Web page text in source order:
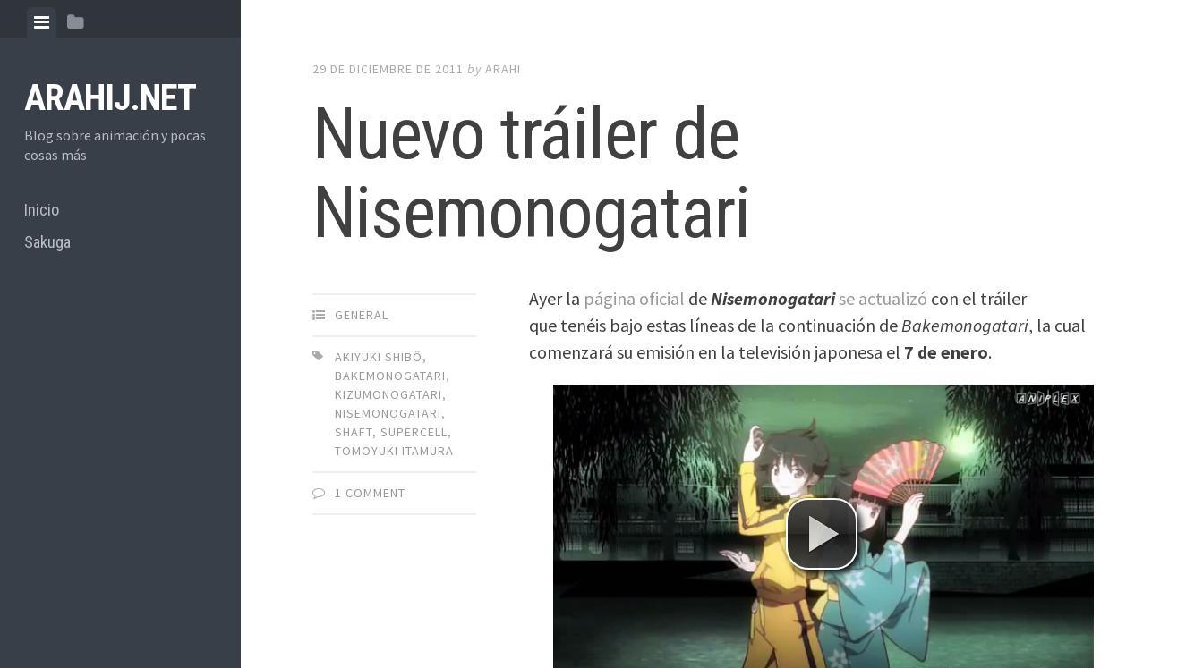
ViewView
ARAHIJ.NET
Blog sobre animación y pocas
cosas más
Inicio
Sakuga
29 DE DICIEMBRE DE 2011 byARAHI
Nuevo tráiler de
Nisemonogatari
GENERAL
AKIYUKI SHIBÔ,
BAKEMONOGATARI,
KIZUMONOGATARI,
NISEMONOGATARI,
SHAFT,SUPERCELL,
TOMOYUKI ITAMURA
1 COMMENT
Ayer la página oficial deNisemonogatarise actualizó con el tráiler
que tenéis bajo estas líneas de la continuación deBakemonogatari, la cual
comenzará su emisión en la televisión japonesa el 7 de enero.